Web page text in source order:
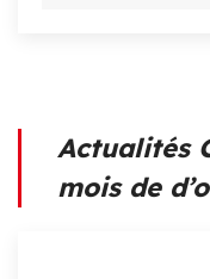
Actualités
mois de